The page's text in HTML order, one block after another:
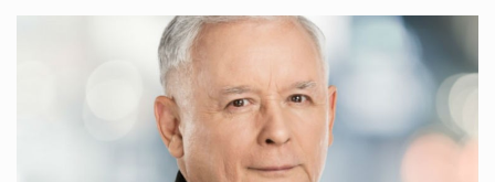
Co to jest NATO? NATO, czyli Organizacja Traktatu Północnoatlantyckiego, to międzynarodowy sojusz wojskowy, który powstał 4 kwietnia 1949 roku. Jego głównym celem jest zapewnienie wolności…
Co charakteryzuje wojnę na Ukrainie w 2026 roku? W 2026 roku wojna na Ukrainie trwa już pięć lat, a jej przebieg charakteryzuje się intensywnymi działaniami…